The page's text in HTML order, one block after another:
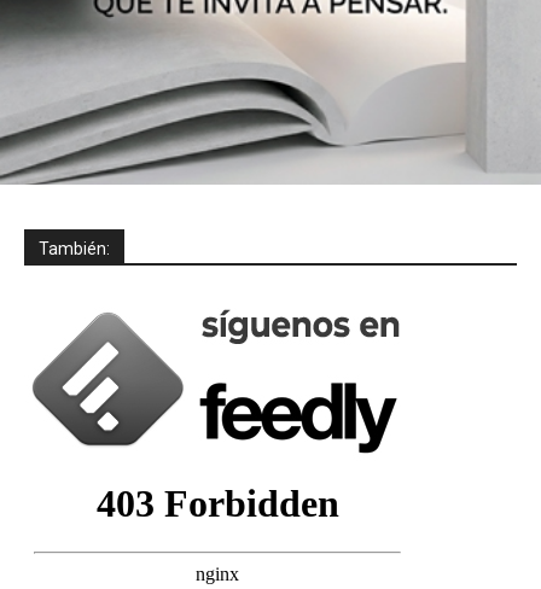
También: